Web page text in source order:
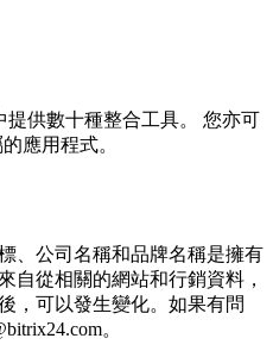
提供數十種整合工具。 您亦可
應用程式。
、公司名稱和品牌名稱是擁有
自從相關的網站和行銷資料，
，可以發生變化。如果有問
。